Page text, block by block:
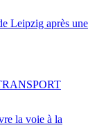
Leipzig après une
la voie à la